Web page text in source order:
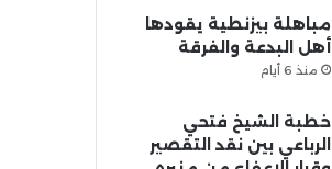
مباهلة بيزنطية يقودها
أهل البدعة والفرقة
منذ 6 أيام
خطبة الشيخ فتحي
الرباعي بين نقد التقصير